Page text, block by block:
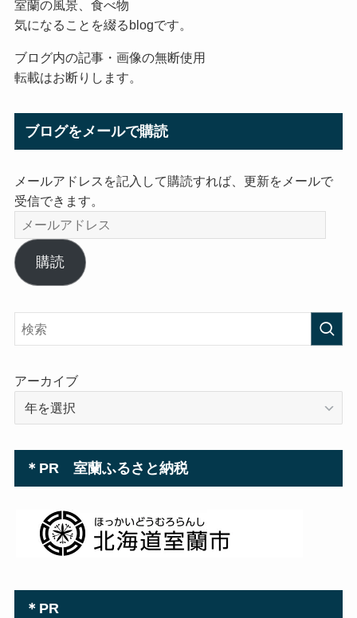
室蘭の風景、食べ物
気になることを綴るblogです。
ブログ内の記事・画像の無断使用
転載はお断りします。
ブログをメールで購読
メールアドレスを記入して購読すれば、更新をメールで
受信できます。
メ
ー
ル
ア
ス
購読
アーカイブ
＊PR 室蘭ふるさと納税
＊PR